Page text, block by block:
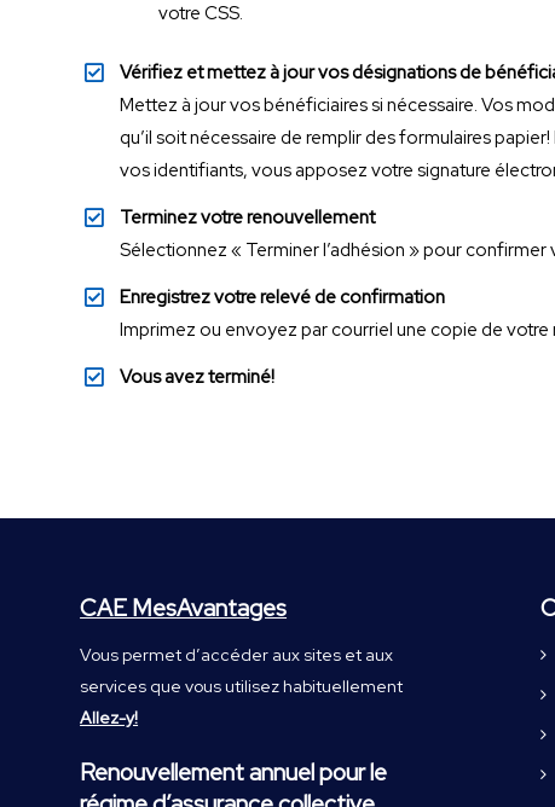
votre CSS.
Vérifiez et mettez à jour vos désignations de
Mettez à jour vos bénéficiaires si nécessaire. Vos
qu’il soit nécessaire de remplir des formulaires
vos identifiants, vous apposez votre signature
Terminez votre renouvellement
Sélectionnez « Terminer l’adhésion » pour confirmer
Enregistrez votre relevé de confirmation
Imprimez ou envoyez par courriel une copie de
Vous avez terminé!
CAE MesAvantages
Vous permet d’accéder aux sites et aux
services que vous utilisez habituellement
Allez-y!
Renouvellement annuel pour le